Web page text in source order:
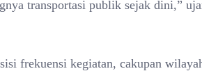
transportasi publik sejak dini,”
frekuensi kegiatan, cakupan